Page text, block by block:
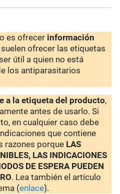
es ofrecer información
suelen ofrecer las etiquetas
útil a quien no está
los antiparasitarios
a la etiqueta del producto,
antes de usarlo. Si
en cualquier caso debe
que contiene
razones porque LAS
LAS INDICACIONES
DE ESPERA PUEDEN
. Lea también el artículo
(enlace).